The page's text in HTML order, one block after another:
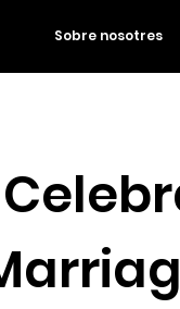
Sobre nosotres